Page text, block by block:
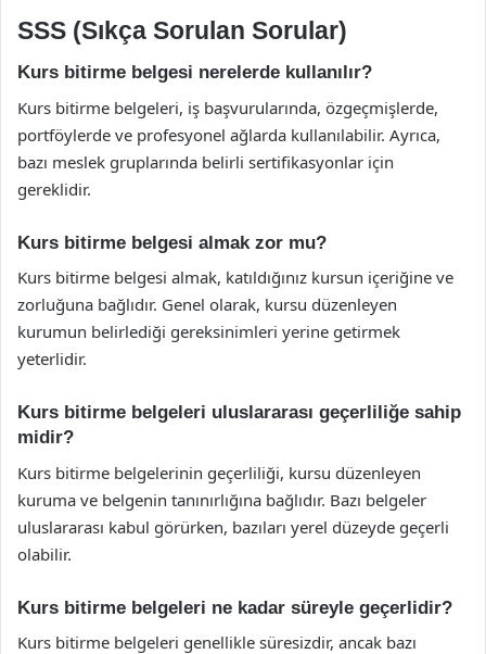
SSS (Sıkça Sorulan Sorular)
Kurs bitirme belgesi nerelerde kullanılır?
Kurs bitirme belgeleri, iş başvurularında, özgeçmişlerde,
portföylerde ve profesyonel ağlarda kullanılabilir. Ayrıca,
bazı meslek gruplarında belirli sertifikasyonlar için
gereklidir.
Kurs bitirme belgesi almak zor mu?
Kurs bitirme belgesi almak, katıldığınız kursun içeriğine ve
zorluğuna bağlıdır. Genel olarak, kursu düzenleyen
kurumun belirlediği gereksinimleri yerine getirmek
yeterlidir.
Kurs bitirme belgeleri uluslararası geçerliliğe sahip
midir?
Kurs bitirme belgelerinin geçerliliği, kursu düzenleyen
kuruma ve belgenin tanınırlığına bağlıdır. Bazı belgeler
uluslararası kabul görürken, bazıları yerel düzeyde geçerli
olabilir.
Kurs bitirme belgeleri ne kadar süreyle geçerlidir?
Kurs bitirme belgeleri genellikle süresizdir, ancak bazı